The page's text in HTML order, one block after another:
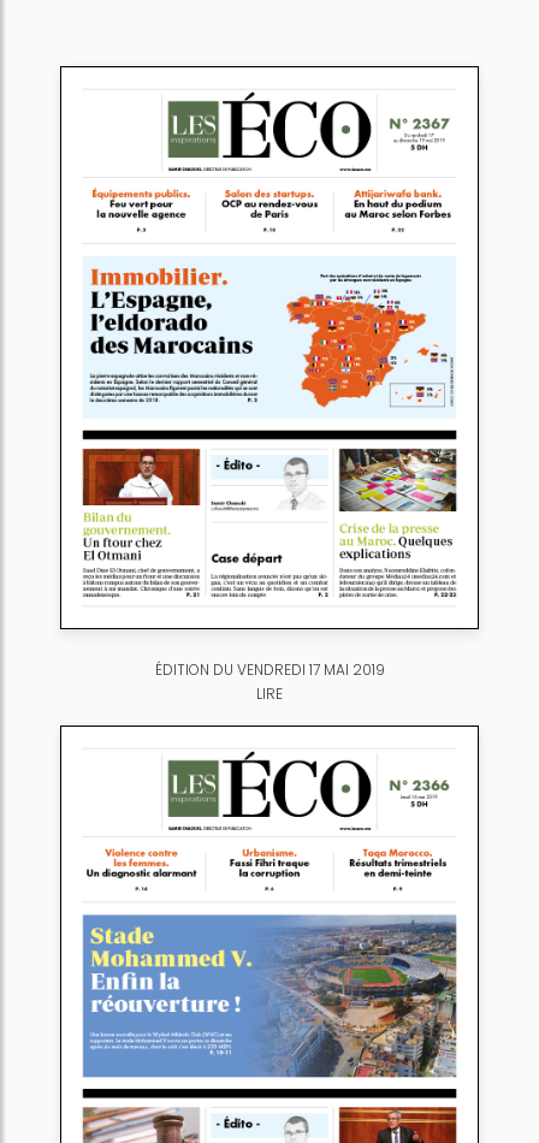
ÉDITION DU VENDREDI 17 MAI 2019
LIRE